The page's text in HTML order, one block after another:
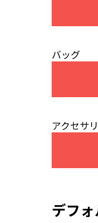
バッグ
アクセサ
デフ